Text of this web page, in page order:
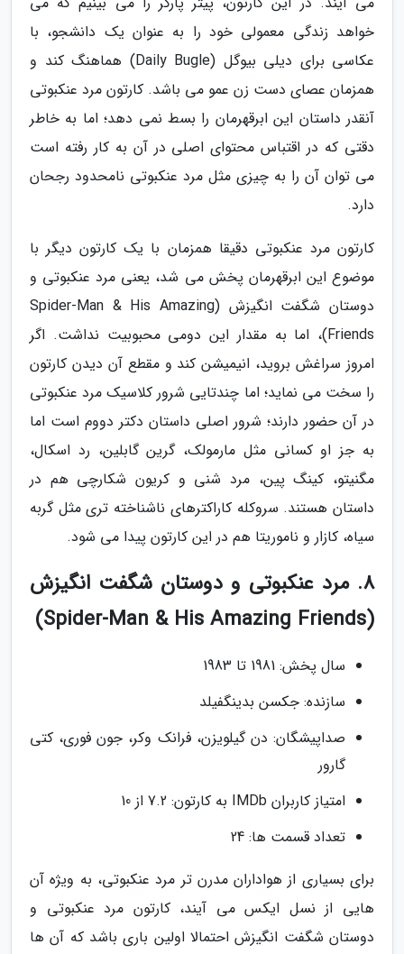
خواهد زندگی معمولی خود را به عنوان یک دانشجو، با
عکاسی برای دیلی بیوگل (Daily Bugle) هماهنگ کند و
همزمان عصای دست زن عمو می باشد. کارتون مرد عنکبوتی
آنقدر داستان این ابرقهرمان را بسط نمی دهد؛ اما به خاطر
دقتی که در اقتباس محتوای اصلی در آن به کار رفته است
می توان آن را به چیزی مثل مرد عنکبوتی نامحدود رجحان
دارد.
کارتون مرد عنکبوتی دقیقا همزمان با یک کارتون دیگر با
موضوع این ابرقهرمان پخش می شد، یعنی مرد عنکبوتی و
دوستان شگفت انگیزش (Spider-Man & His Amazing
Friends)، اما به مقدار این دومی محبوبیت نداشت. اگر
امروز سراغش بروید، انیمیشن کند و مقطع آن دیدن کارتون
را سخت می نماید؛ اما چندتایی شرور کلاسیک مرد عنکبوتی
در آن حضور دارند؛ شرور اصلی داستان دکتر دووم است اما
به جز او کسانی مثل مارمولک، گرین گابلین، رد اسکال،
مگنیتو، کینگ پین، مرد شنی و کریون شکارچی هم در
داستان هستند. سروکله کاراکترهای ناشناخته تری مثل گربه
سیاه، کازار و ناموریتا هم در این کارتون پیدا می شود.
8. مرد عنکبوتی و دوستان شگفت انگیزش
(Spider-Man & His Amazing Friends)
سال پخش: 1981 تا 1983
سازنده: جکسن بدینگفیلد
صداپیشگان: دن گیلویزن، فرانک وکر، جون فوری، کتی
گارور
امتیاز کاربران IMDb به کارتون: 7.2 از 10
تعداد قسمت ها: 24
برای بسیاری از هواداران مدرن تر مرد عنکبوتی، به ویژه آن
هایی از نسل ایکس می آیند، کارتون مرد عنکبوتی و
دوستان شگفت انگیزش احتمالا اولین باری باشد که آن ها